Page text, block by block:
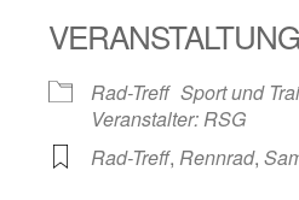
Rad-Treff Sport und
Veranstalter: RSG
Rad-Treff,Rennrad,